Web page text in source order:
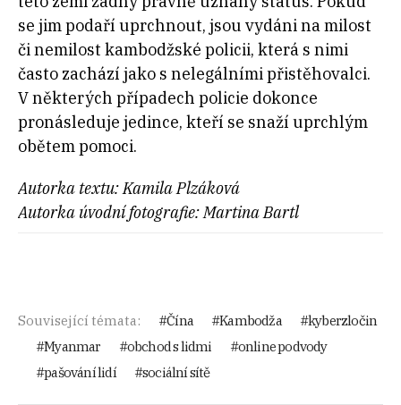
se jim podaří uprchnout, jsou vydáni na milost
či nemilost kambodžské policii, která s nimi
často zachází jako s nelegálními přistěhovalci.
V některých případech policie dokonce
pronásleduje jedince, kteří se snaží uprchlým
obětem pomoci.
Autorka textu: Kamila Plzáková
Autorka úvodní fotografie: Martina Bartl
Související témata: Čína Kambodža
kyberzločin
Myanmar
obchod s lidmi
online podvody
pašování lidí
sociální sítě